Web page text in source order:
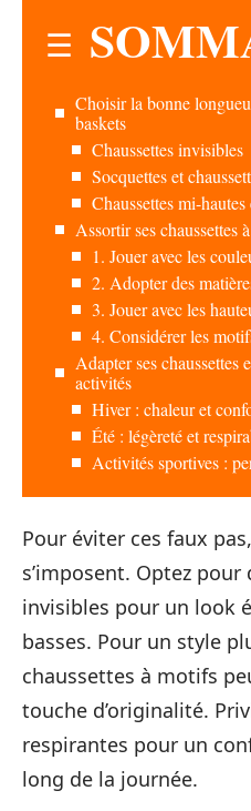
Choisir la bonne
baskets
Chaussettes invisibles
Socquettes et
Chaussettes mi-
Assortir ses chaussettes
1. Jouer avec les
2. Adopter des
3. Jouer avec les
4. Considérer les
Adapter ses chaussettes
activités
Hiver : chaleur et
Été : légèreté et
Activités sportives :
Pour éviter ces faux
s’imposent. Optez pour
invisibles pour un look
basses. Pour un style
chaussettes à motifs
touche d’originalité.
respirantes pour un
long de la journée.